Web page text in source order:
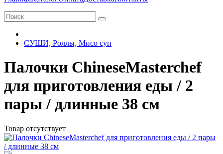
СУШИ, Роллы, Мисо суп
Палочки ChineseMasterchef
для приготовления еды / 2
пары / длинные 38 см
Товар отсутствует